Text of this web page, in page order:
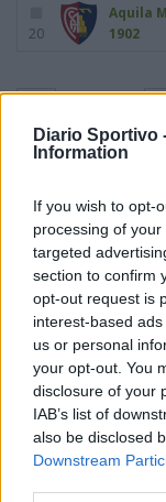
Diario Sportivo
Information
If you wish to opt-
processing of
targeted
section to confirm
opt-out request is
interest-based
us or personal
your opt-out. You
disclosure of your
IAB’s list of
also be disclosed
Downstream
20
Aquila
1902